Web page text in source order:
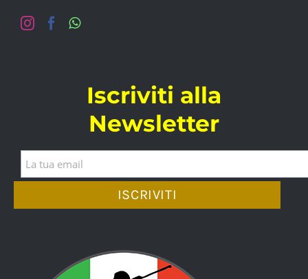
Iscriviti alla
Newsletter